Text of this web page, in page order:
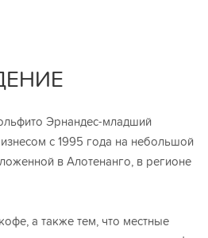
Эрнандес-младший
с 1995 года на небольшой
в Алотенанго, в регионе
а также тем, что местные